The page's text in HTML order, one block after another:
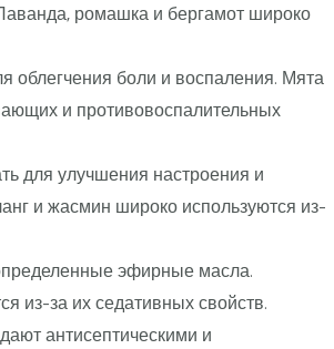
ромашка и бергамот широко
боли и воспаления. Мята
и противовоспалительных
для улучшения настроения и
и жасмин широко используются из-
эфирные масла.
из-за их седативных свойств.
антисептическими и